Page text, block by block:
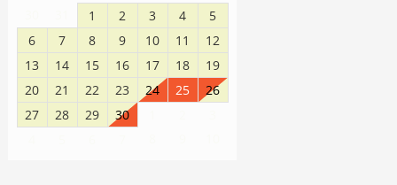
1 2 3 4
5
6
7 8 9 10 11
12
13
14 15 16 17 18
19
20
21 22 23 24 25
26
27
28 29 30